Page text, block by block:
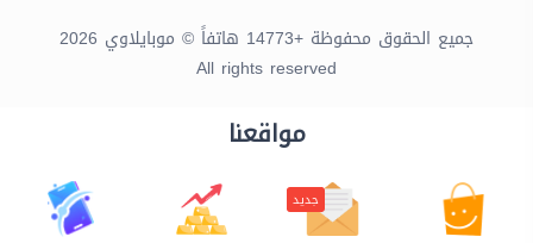
جميع الحقوق محفوظة +14773 هاتفاً © موبايلاوي 2026
All rights reserved